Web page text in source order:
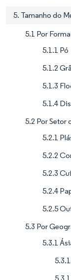
5. Tamanho do
5.1 Por
5.1.1 Pó
5.1.2
5.1.3
5.1.4
5.2 Por Setor
5.2.1
5.2.2
5.2.3
5.2.4
5.2.5
5.3 Por
5.3.1